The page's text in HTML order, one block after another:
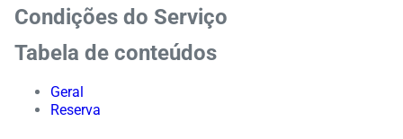
Condições do Serviço
Tabela de conteúdos
Geral
Reserva